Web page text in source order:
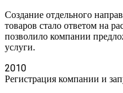
Создание отдельного
товаров стало ответом на
позволило компании
услуги.
2010
Регистрация компании и